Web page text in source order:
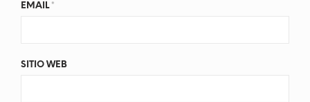
EMAIL *
SITIO WEB